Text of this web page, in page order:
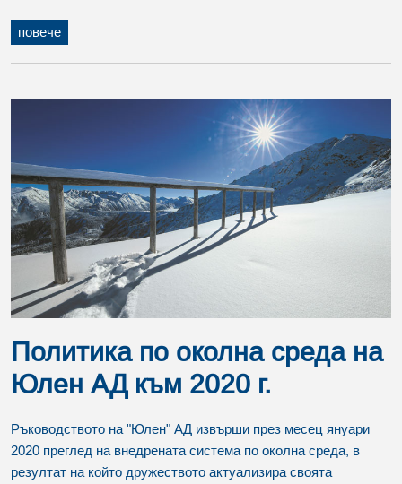
повече
Политика по околна среда на
Юлен АД към 2020 г.
Ръководството на "Юлен" АД извърши през месец януари
2020 преглед на внедрената система по околна среда, в
резултат на който дружеството актуализира своята